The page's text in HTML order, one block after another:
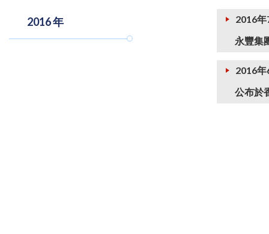
2016 年
2016
永豐集
2016
公布於